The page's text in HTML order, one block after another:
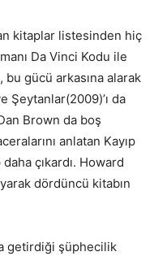
kitaplar listesinden hiç
Da Vinci Kodu ile
bu gücü arkasına alarak
Şeytanlar(2009)’ı da
Brown da boş
anlatan Kayıp
çıkardı. Howard
dördüncü kitabın
getirdiği şüphecilik